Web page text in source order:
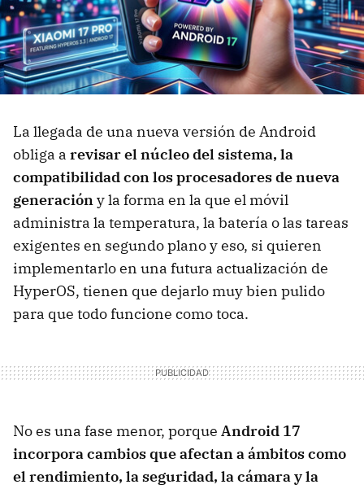
La llegada de una nueva versión de Android
obliga a revisar el núcleo del sistema, la
compatibilidad con los procesadores de nueva
generacióny la forma en la que el móvil
administra la temperatura, la batería o las tareas
exigentes en segundo plano y eso, si quieren
implementarlo en una futura actualización de
HyperOS, tienen que dejarlo muy bien pulido
para que todo funcione como toca.
No es una fase menor, porque Android 17
incorpora cambios que afectan a ámbitos como
el rendimiento, la seguridad, la cámara y la